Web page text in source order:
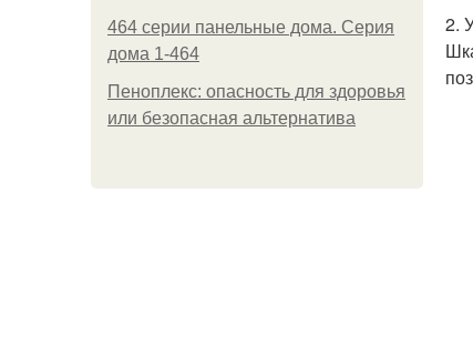
464 серии панельные дома. Серия
дома 1-464
Пеноплекс: опасность для здоровья
или безопасная альтернатива
2.